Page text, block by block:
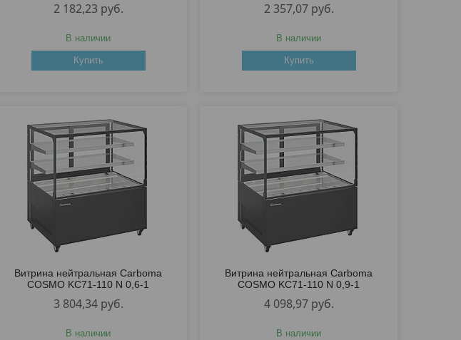
2 182,23 руб.
В наличии
Купить
2 357,07 руб.
В наличии
Купить
Витрина нейтральная Carboma
COSMO KC71-110 N 0,6-1
3 804,34 руб.
В наличии
Витрина нейтральная Carboma
COSMO KC71-110 N 0,9-1
4 098,97 руб.
В наличии